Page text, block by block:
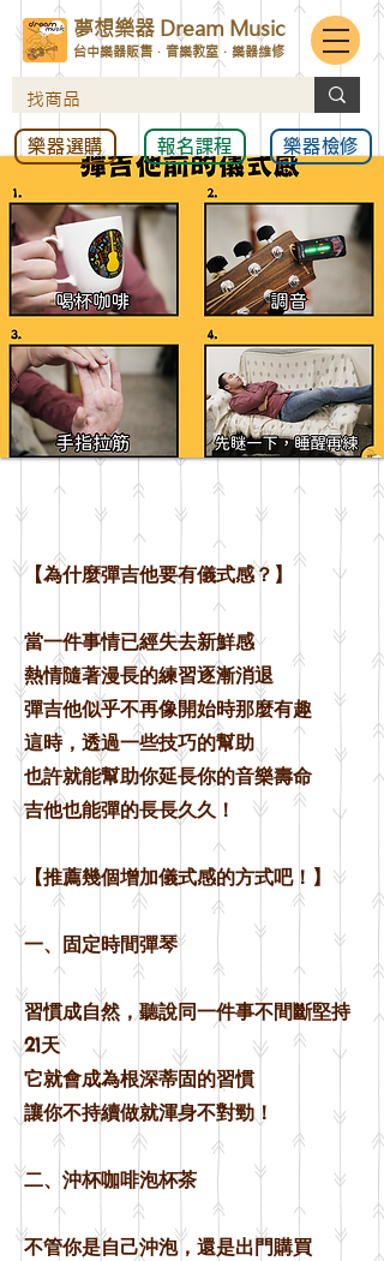
樂器選購 報名課程 樂器檢修
夢想樂器 Dream Music
台中樂器販售．音樂教室．樂器維修
【為什麼彈吉他要有儀式感？】
當一件事情已經失去新鮮感
熱情隨著漫長的練習逐漸消退
彈吉他似乎不再像開始時那麼有趣
這時，透過一些技巧的幫助
也許就能幫助你延長你的音樂壽命
吉他也能彈的長長久久！
【推薦幾個增加儀式感的方式吧！】
一、固定時間彈琴
習慣成自然，聽說同一件事不間斷堅持
21天
它就會成為根深蒂固的習慣
讓你不持續做就渾身不對勁！
二、沖杯咖啡泡杯茶
不管你是自己沖泡，還是出門購買